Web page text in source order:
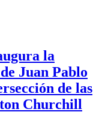
la
Juan Pablo
de las
Churchill